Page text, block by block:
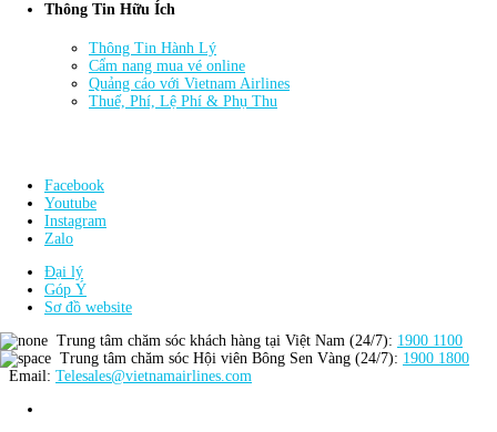
Thông Tin Hữu Ích
Thông Tin Hành Lý
Cẩm nang mua vé online
Quảng cáo với Vietnam Airlines
Thuế, Phí, Lệ Phí & Phụ Thu
Facebook
Youtube
Instagram
Zalo
Đại lý
Góp Ý
Sơ đồ website
Trung tâm chăm sóc khách hàng tại Việt Nam (24/7): 1900 1100
Trung tâm chăm sóc Hội viên Bông Sen Vàng (24/7): 1900 1800
Email: Telesales@vietnamairlines.com